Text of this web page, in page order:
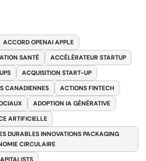
ACCORD OPENAI APPLE
SANTÉ
ACCÉLÉRATEUR STARTUP
ACQUISITION START-UP
CANADIENNES
ACTIONS FINTECH
ADOPTION IA GÉNÉRATIVE
ARTIFICIELLE
DURABLES INNOVATIONS PACKAGING
CIRCULAIRE